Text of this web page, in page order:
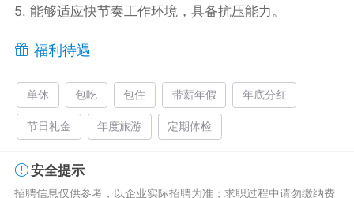
5. 能够适应快节奏工作环境，具备抗压能力。
福利待遇
单休 包吃 包住 带薪年假 年底分红
节日礼金 年度旅游 定期体检
安全提示
招聘信息仅供参考，以企业实际招聘为准；求职过程中请勿缴纳费